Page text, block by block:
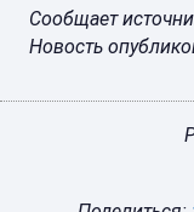
Сообщает
Новость